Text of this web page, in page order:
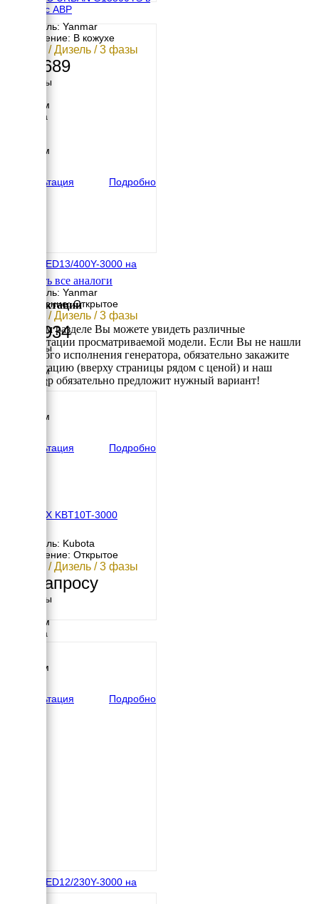
кожухе с АВР
Двигатель: Yanmar
Исполнение: В кожухе
9.7 кВт / Дизель / 3 фазы
995 689
Размеры
1475 мм
Ширина
1060 мм
Консультация
Подробно
Energo ED13/400Y-3000 на
Двигатель: Yanmar
Исполнение: Открытое
9.7 кВт / Дизель / 3 фазы
638 934
Размеры
1450 мм
Ширина
1286 мм
Консультация
Подробно
GENBOX KBT10T-3000
Двигатель: Kubota
Исполнение: Открытое
9.6 кВт / Дизель / 3 фазы
По запросу
Размеры
1250 мм
Ширина
1135 мм
Консультация
Подробно
Смотреть все аналоги
Комплектации
В данном разделе Вы можете увидеть различные
комплектации просматриваемой модели. Если Вы не нашли
требуемого исполнения генератора, обязательно закажите
консультацию (вверху страницы рядом с ценой) и наш
менеджер обязательно предложит нужный вариант!
Energo ED12/230Y-3000 на